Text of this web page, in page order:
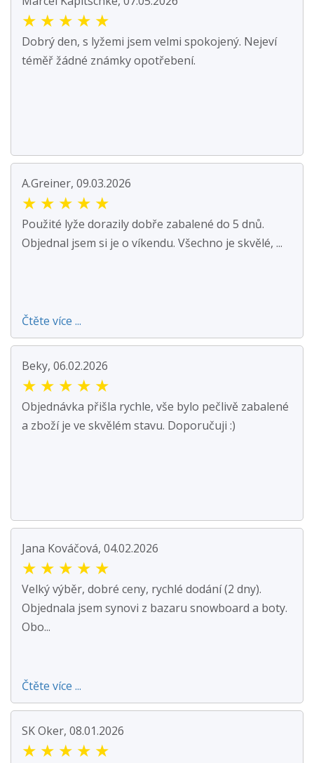
★ ★ ★ ★ ★
Dobrý den, s lyžemi jsem velmi spokojený. Nejeví
téměř žádné známky opotřebení.
A.Greiner, 09.03.2026
★ ★ ★ ★ ★
Použité lyže dorazily dobře zabalené do 5 dnů.
Objednal jsem si je o víkendu. Všechno je skvělé, ...
Čtěte více ...
Beky, 06.02.2026
★ ★ ★ ★ ★
Objednávka přišla rychle, vše bylo pečlivě zabalené
a zboží je ve skvělém stavu. Doporučuji :)
Jana Kováčová, 04.02.2026
★ ★ ★ ★ ★
Velký výběr, dobré ceny, rychlé dodání (2 dny).
Objednala jsem synovi z bazaru snowboard a boty.
Obo...
Čtěte více ...
SK Oker, 08.01.2026
★ ★ ★ ★ ★